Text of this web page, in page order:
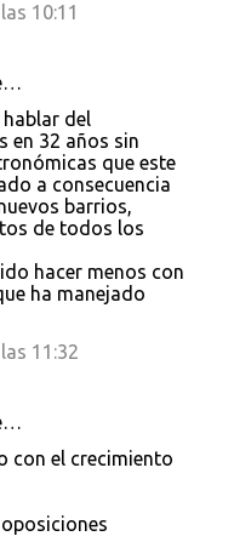
10:11
del
en 32 años sin
que este
a consecuencia
barrios,
de todos los
hacer menos con
ha manejado
11:32
con el crecimiento